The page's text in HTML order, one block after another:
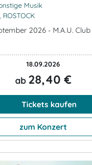
Musik
ROSTOCK
2026 - M.A.U. Club
18.09.2026
ab 28,40 €
Tickets kaufen
zum Konzert